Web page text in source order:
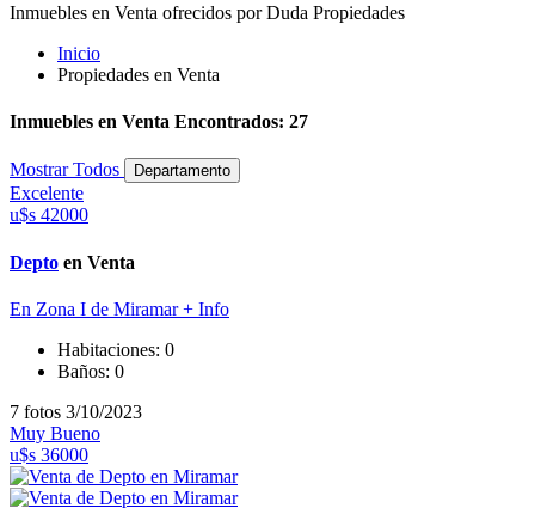
Inmuebles en Venta ofrecidos por Duda Propiedades
Inicio
Propiedades en Venta
Inmuebles en Venta Encontrados: 27
Mostrar Todos Departamento
Excelente
u$s 42000
Depto en Venta
En Zona I de Miramar+ Info
Habitaciones: 0
Baños: 0
7 fotos 3/10/2023
Muy Bueno
u$s 36000